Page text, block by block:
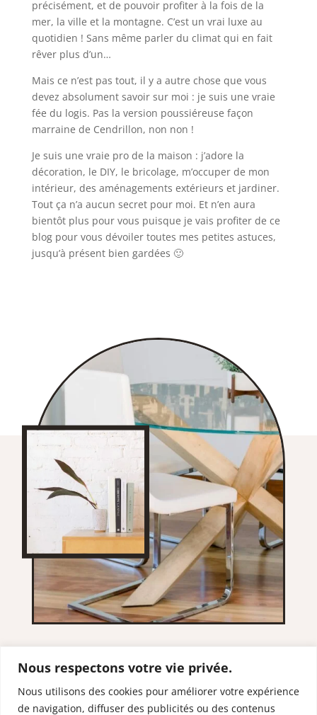
Nous respectons votre vie privée.
Nous utilisons des cookies pour améliorer votre expérience
de navigation, diffuser des publicités ou des contenus
précisément, et de pouvoir profiter à la fois de la
mer, la ville et la montagne. C’est un vrai luxe au
quotidien ! Sans même parler du climat qui en fait
rêver plus d’un…
Mais ce n’est pas tout, il y a autre chose que vous
devez absolument savoir sur moi : je suis une vraie
fée du logis. Pas la version poussiéreuse façon
marraine de Cendrillon, non non !
Je suis une vraie pro de la maison : j’adore la
décoration, le DIY, le bricolage, m’occuper de mon
intérieur, des aménagements extérieurs et jardiner.
Tout ça n’a aucun secret pour moi. Et n’en aura
bientôt plus pour vous puisque je vais profiter de ce
blog pour vous dévoiler toutes mes petites astuces,
jusqu’à présent bien gardées 🙂